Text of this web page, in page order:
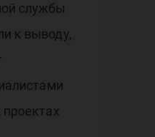
службы
к выводу,